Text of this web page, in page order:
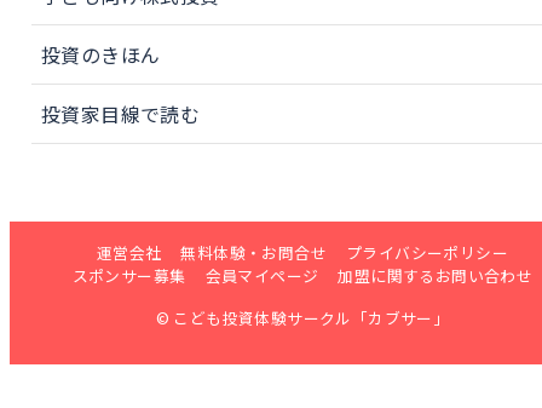
投資のきほん
投資家目線で読む
運営会社 無料体験・お問合せ
プライバシーポリシー
スポンサー募集
会員マイページ
加盟に関するお問い合わせ
© こども投資体験サークル「カブサー」